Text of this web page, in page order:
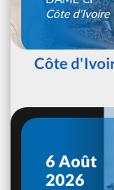
Côte d'Ivoire
Côte
6 Août
2026